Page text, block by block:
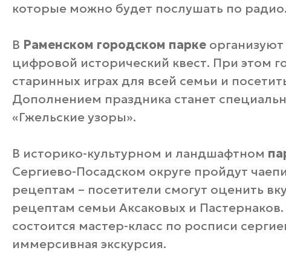
которые можно будет послушать по радио.
В Раменском городском парке
цифровой исторический квест. При этом
старинных играх для всей семьи и
Дополнением праздника станет
«Гжельские узоры».
В историко-культурном и ландшафтном
Сергиево-Посадском округе пройдут
рецептам – посетители смогут оценить
рецептам семьи Аксаковых и
состоится мастер-класс по росписи
иммерсивная экскурсия.